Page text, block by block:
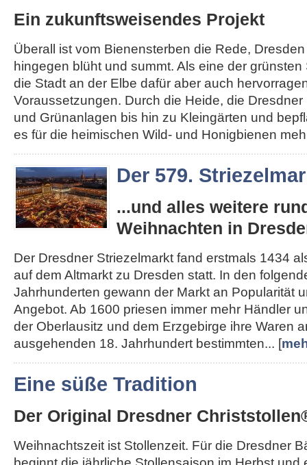
Ein zukunftsweisendes Projekt
Überall ist vom Bienensterben die Rede, Dresden
hingegen blüht und summt. Als eine der
die Stadt an der Elbe dafür aber auch
Voraussetzungen. Durch die Heide, die
und Grünanlagen bis hin zu Kleingärten und
es für die heimischen Wild- und Honigbienen
Der 579.
...und alles weitere
Weihnachten in
Der Dresdner Striezelmarkt fand erstmals 1434
auf dem Altmarkt zu Dresden statt. In den
Jahrhunderten gewann der Markt an Popularität
Angebot. Ab 1600 priesen immer mehr Händler
der Oberlausitz und dem Erzgebirge ihre Waren
ausgehenden 18. Jahrhundert bestimmten... [
Eine süße Tradition
Der Original Dresdner
Weihnachtszeit ist Stollenzeit. Für die Dresdner